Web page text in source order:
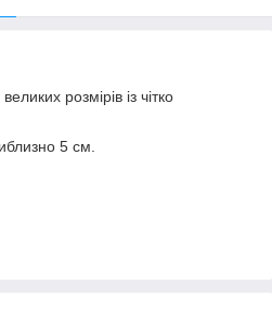
великих розмірів із чітко
5 см.